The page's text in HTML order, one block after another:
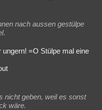
nach aussen gestülpe
=O Stülpe mal eine
nicht geben, weil es sonst
wäre.